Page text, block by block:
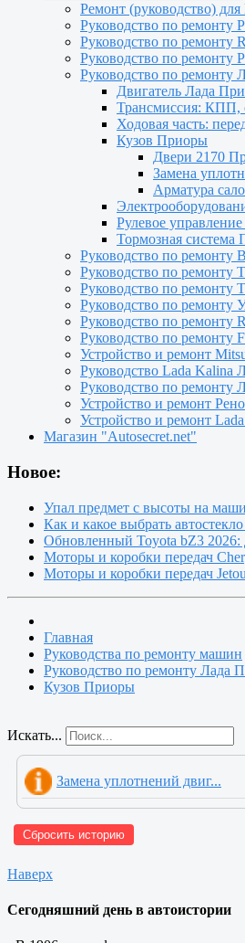
Ремонт (руководство)
Руководство по ремонту
Руководство по ремонту
Руководство по ремонту
Руководство по ремонту
Двигатель Лада
Трансмиссия: КПП,
Ходовая часть:
Кузов Приоры
Двери 2170
Замена
Арматура
Рулевое
Тормозная система
Руководство по ремонту
Руководство по ремонту
Руководство по ремонту
Руководство по ремонту
Руководство по ремонту
Руководство по ремонту
Устройство и ремонт
Руководство Lada Kalina
Руководство по ремонту
Устройство и ремонт
Устройство и ремонт
Магазин "Autosecret.net"
Новое:
Упал предмет с высоты на
Как и какое выбрать
Обновленный Toyota bZ3 2026:
Моторы и коробки передач
Моторы и коробки передач
Главная
Руководства по ремонту машин
Руководство по ремонту Лада
Кузов Приоры
Искать...
Замена уплотнений двиг...
Сбросить историю
Наверх
Сегодняшний день в автоистории